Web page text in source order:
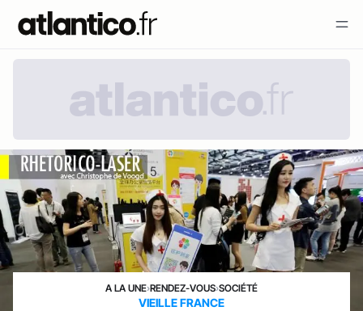
A LA UNE›RENDEZ-VOUS›SOCIÉTÉ
VIEILLE FRANCE